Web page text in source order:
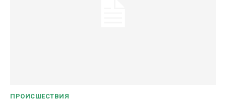
ПРОИСШЕСТВИЯ